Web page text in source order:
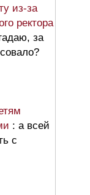
из-за
ректора
за
: а всей
с